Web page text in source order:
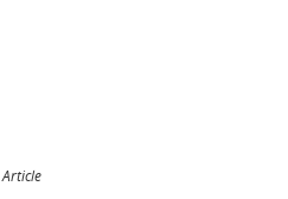
Article